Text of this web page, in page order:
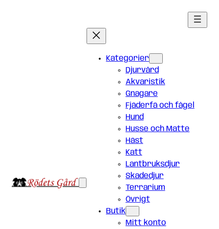
Kategorier
Djurvård
Akvaristik
Gnagare
Fjäderfä och fågel
Hund
Husse och Matte
Häst
Katt
Lantbruksdjur
Skadedjur
Terrarium
Övrigt
Butik
Mitt konto